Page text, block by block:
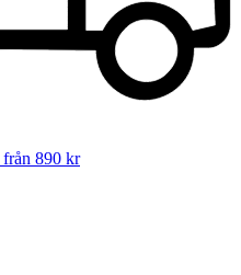
från 890 kr